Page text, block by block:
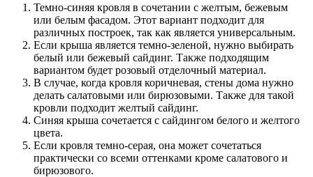
Темно-синяя кровля в сочетании с желтым, бежевым
или белым фасадом. Этот вариант подходит для
различных построек, так как является универсальным.
Если крыша является темно-зеленой, нужно выбирать
белый или бежевый сайдинг. Также подходящим
вариантом будет розовый отделочный материал.
В случае, когда кровля коричневая, стены дома нужно
делать салатовыми или бирюзовыми. Также для такой
кровли подходит желтый сайдинг.
Синяя крыша сочетается с сайдингом белого и желтого
цвета.
Если кровля темно-серая, она может сочетаться
практически со всеми оттенками кроме салатового и
бирюзового.